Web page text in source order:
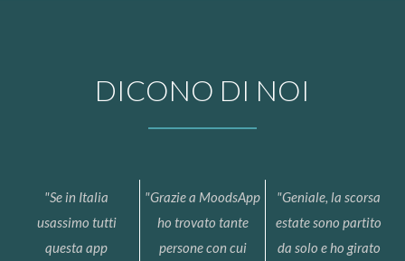
DICONO DI NOI
"Se in Italia
usassimo tutti
questa app
"Grazie a MoodsApp
ho trovato tante
persone con cui
"Geniale, la scorsa
estate sono partito
da solo e ho girato